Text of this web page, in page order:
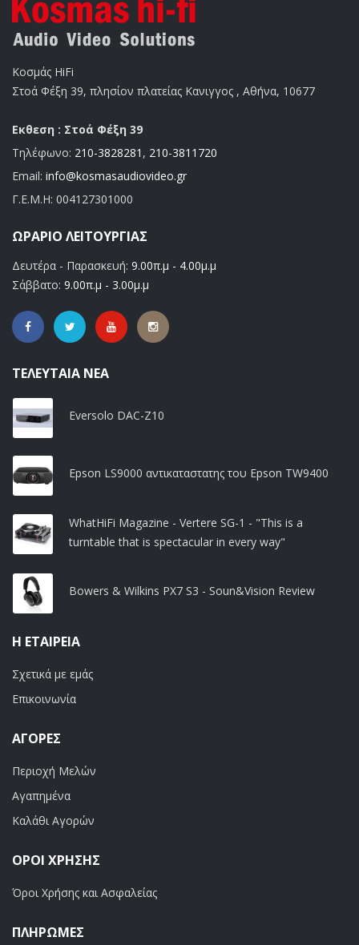
Κοσμάς HiFi
Στοά Φέξη 39, πλησίον πλατείας Κανιγγος , Αθήνα, 10677
Εκθεση : Στοά Φέξη 39
Τηλέφωνο: 210-3828281 , 210-3811720
Email: info@kosmasaudiovideo.gr
Γ.Ε.Μ.Η: 004127301000
ΩΡΆΡΙΟ ΛΕΙΤΟΥΡΓΊΑΣ
Δευτέρα - Παρασκευή: 9.00π.μ - 4.00μ.μ
Σάββατο: 9.00π.μ - 3.00μ.μ
ΤΕΛΕΥΤΑΊΑ ΝΈΑ
Eversolo DAC-Z10
Epson LS9000 αντικαταστατης του Epson TW9400
WhatHiFi Magazine - Vertere SG-1 - "This is a
turntable that is spectacular in every way"
Bowers & Wilkins PX7 S3 - Soun&Vision Review
Η ΕΤΑΙΡΕΊΑ
Σχετικά με εμάς
Επικοινωνία
ΑΓΟΡΈΣ
Περιοχή Μελών
Αγαπημένα
Καλάθι Αγορών
ΟΡΟΙ ΧΡΗΣΗΣ
Όροι Χρήσης και Ασφαλείας
ΠΛΗΡΩΜΕΣ